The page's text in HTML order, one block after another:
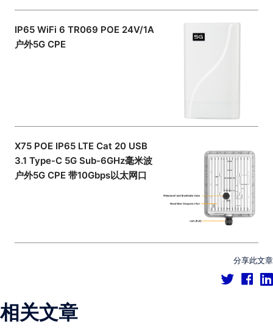
IP65 WiFi 6 TR069 POE 24V/1A
户外5G CPE
X75 POE IP65 LTE Cat 20 USB
3.1 Type-C 5G Sub-6GHz毫米波
户外5G CPE 带10Gbps以太网口
分享此文章
相关文章